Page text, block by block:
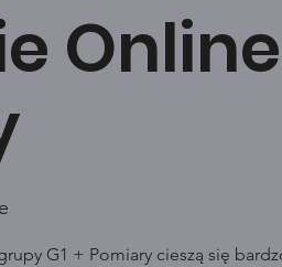
Online
G1 + Pomiary cieszą się